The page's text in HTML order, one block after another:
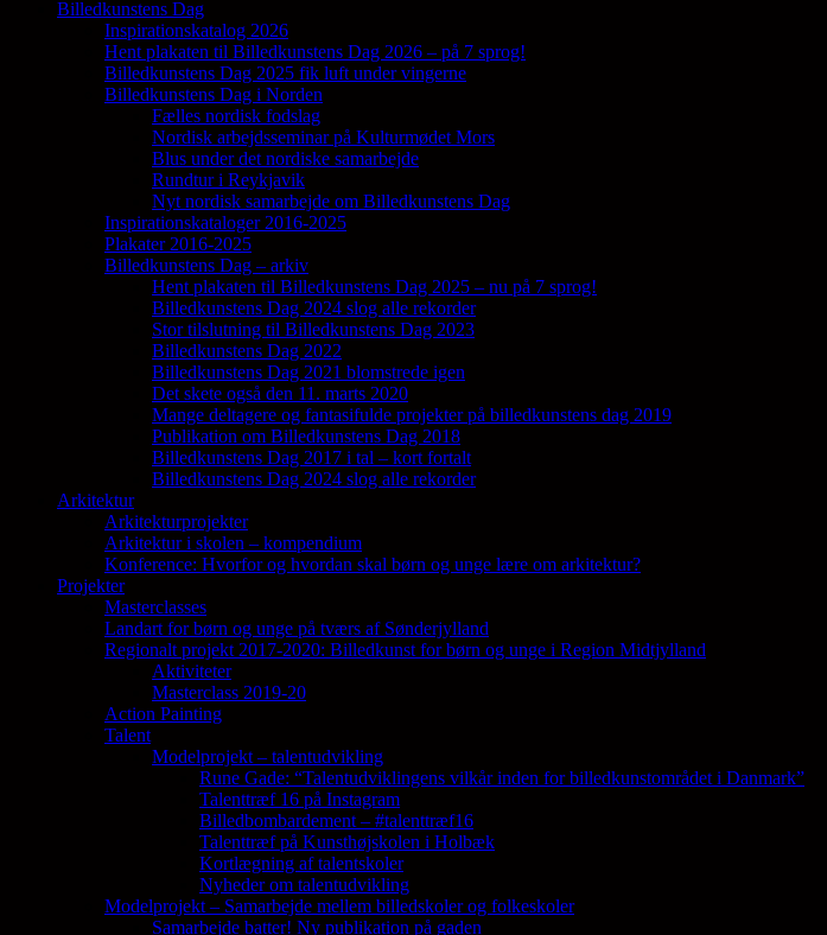
Billedkunstens Dag
Inspirationskatalog 2026
Hent plakaten til Billedkunstens Dag 2026 – på 7 sprog!
Billedkunstens Dag 2025 fik luft under vingerne
Billedkunstens Dag i Norden
Fælles nordisk fodslag
Nordisk arbejdsseminar på Kulturmødet Mors
Blus under det nordiske samarbejde
Rundtur i Reykjavik
Nyt nordisk samarbejde om Billedkunstens Dag
Inspirationskataloger 2016-2025
Plakater 2016-2025
Billedkunstens Dag – arkiv
Hent plakaten til Billedkunstens Dag 2025 – nu på 7 sprog!
Billedkunstens Dag 2024 slog alle rekorder
Stor tilslutning til Billedkunstens Dag 2023
Billedkunstens Dag 2022
Billedkunstens Dag 2021 blomstrede igen
Det skete også den 11. marts 2020
Mange deltagere og fantasifulde projekter på billedkunstens dag 2019
Publikation om Billedkunstens Dag 2018
Billedkunstens Dag 2017 i tal – kort fortalt
Billedkunstens Dag 2024 slog alle rekorder
Arkitektur
Arkitekturprojekter
Arkitektur i skolen – kompendium
Konference: Hvorfor og hvordan skal børn og unge lære om arkitektur?
Projekter
Masterclasses
Landart for børn og unge på tværs af Sønderjylland
Regionalt projekt 2017-2020: Billedkunst for børn og unge i Region Midtjylland
Aktiviteter
Masterclass 2019-20
Action Painting
Talent
Modelprojekt – talentudvikling
Rune Gade: “Talentudviklingens vilkår inden for billedkunstområdet i Danmark”
Talenttræf 16 på Instagram
Billedbombardement – #talenttræf16
Talenttræf på Kunsthøjskolen i Holbæk
Kortlægning af talentskoler
Nyheder om talentudvikling
Modelprojekt – Samarbejde mellem billedskoler og folkeskoler
Samarbejde batter! Ny publikation på gaden